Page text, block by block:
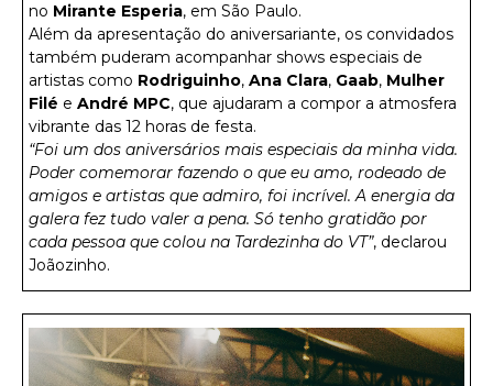
no Mirante Esperia, em São Paulo.
Além da apresentação do aniversariante, os convidados
também puderam acompanhar shows especiais de
artistas como Rodriguinho, Ana Clara, Gaab, Mulher
Filé e André MPC, que ajudaram a compor a atmosfera
vibrante das 12 horas de festa.
“Foi um dos aniversários mais especiais da minha vida.
Poder comemorar fazendo o que eu amo, rodeado de
amigos e artistas que admiro, foi incrível. A energia da
galera fez tudo valer a pena. Só tenho gratidão por
cada pessoa que colou na Tardezinha do VT”, declarou
Joãozinho.